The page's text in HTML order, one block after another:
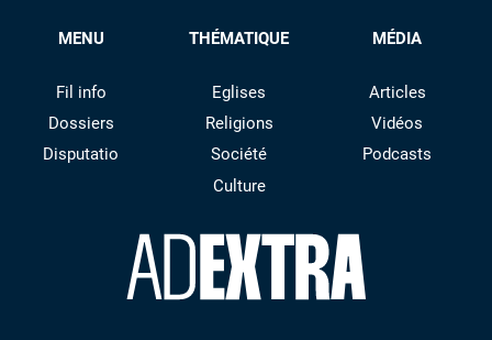
MENU
Fil info
Dossiers
Disputatio
THÉMATIQUE
Eglises
Religions
Société
Culture
MÉDIA
Articles
Vidéos
Podcasts